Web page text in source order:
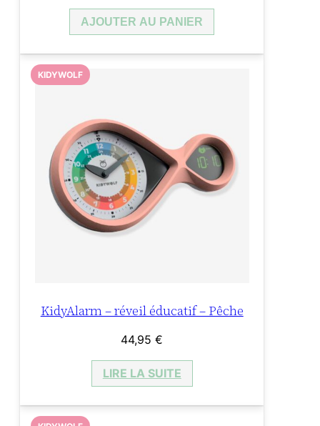
AJOUTER AU PANIER
KidyAlarm – réveil éducatif – Pêche
KIDYWOLF
44,95€
LIRE LA SUITE